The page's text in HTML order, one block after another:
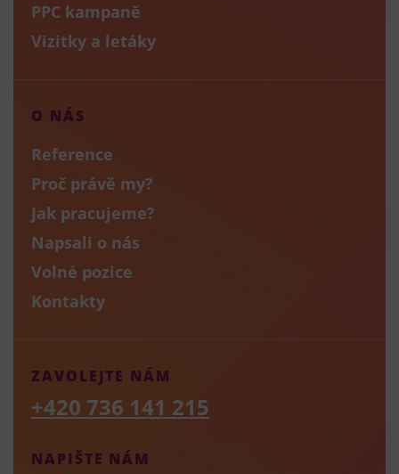
PPC kampaně
Vizitky a letáky
O NÁS
Reference
Proč právě my?
Jak pracujeme?
Napsali o nás
Volné pozice
Kontakty
NAPIŠTE NÁM
ZAVOLEJTE NÁM
+420 736 141 215